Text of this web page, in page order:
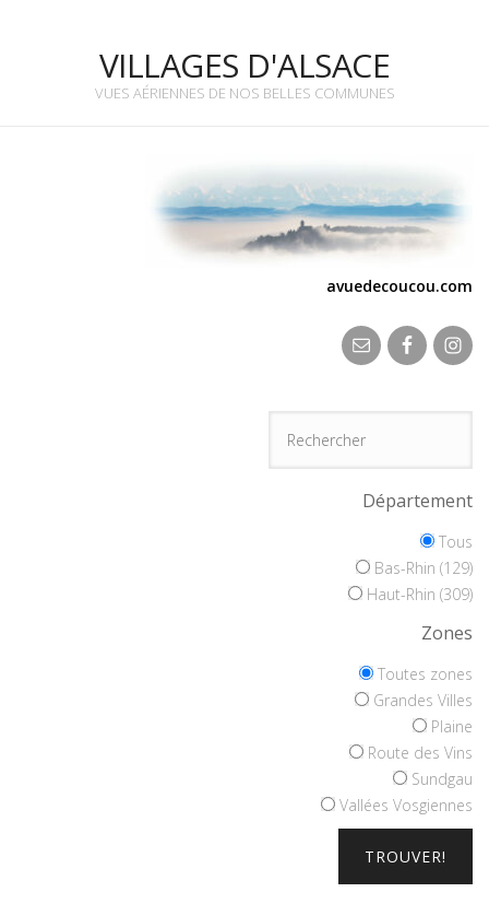
VILLAGES D'ALSACE
VUES AÉRIENNES DE NOS BELLES COMMUNES
avuedecoucou.com
Département
Tous
Bas-Rhin (129)
Haut-Rhin (309)
Zones
Toutes zones
Grandes Villes
Plaine
Route des Vins
Sundgau
Vallées Vosgiennes